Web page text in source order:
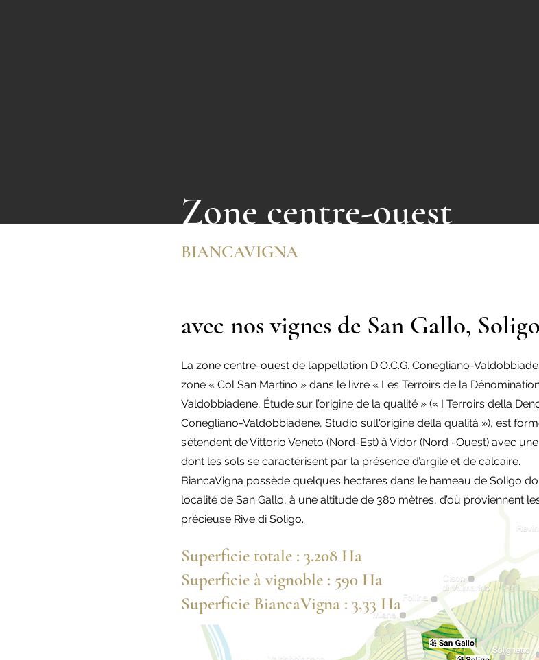
Zone centre-ouest
BIANCAVIGNA
avec nos vignes de San Gallo,
La zone centre-ouest de l’appellation D.O.C.G. Conegliano-
zone « Col San Martino » dans le livre « Les Terroirs de la
Valdobbiadene, Étude sur l’origine de la qualité » (« I Terroirs della
Conegliano-Valdobbiadene, Studio sull'origine della qualità »), est
s’étendent de Vittorio Veneto (Nord-Est) à Vidor (Nord -Ouest) avec
dont les sols se caractérisent par la présence d’argile et de calcaire.
BiancaVigna possède quelques hectares dans le hameau de Soligo
localité de San Gallo, à une altitude de 380 mètres, d’où proviennent
précieuse Rive di Soligo.
Superficie totale : 3.208 Ha
Superficie à vignoble : 590 Ha
Superficie BiancaVigna : 3,33 Ha